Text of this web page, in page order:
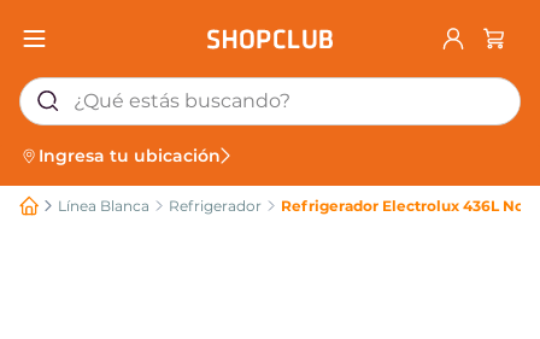
¿Qué estás buscando?
Ingresa tu ubicación
Línea Blanca Refrigerador Refrigerador Electrolux 436L No